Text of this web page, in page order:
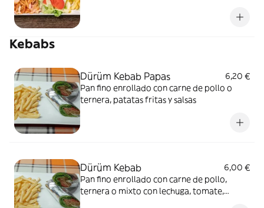
Kebabs
Dürüm Kebab Papas
6,20 €
Pan fino enrollado con carne de pollo o
ternera, patatas fritas y salsas
Dürüm Kebab
6,00 €
Pan fino enrollado con carne de pollo,
ternera o mixto con lechuga, tomate,